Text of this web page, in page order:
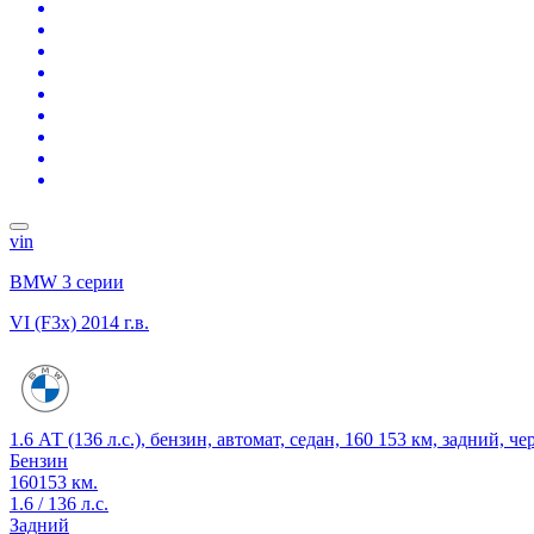
vin
BMW 3 серии
VI (F3x) 2014 г.в.
1.6 АТ (136 л.с.), бензин, автомат, седан, 160 153 км, задний,
Бензин
160153 км.
1.6 / 136 л.с.
Задний